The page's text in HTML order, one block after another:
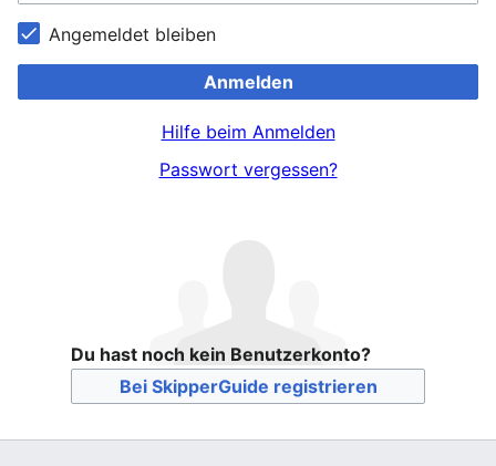
Angemeldet bleiben
Anmelden
Hilfe beim Anmelden
Passwort vergessen?
Du hast noch kein Benutzerkonto?
Bei SkipperGuide registrieren